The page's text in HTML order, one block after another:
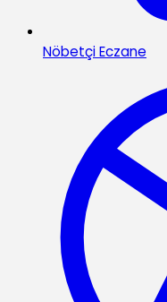
Nöbetçi Eczane